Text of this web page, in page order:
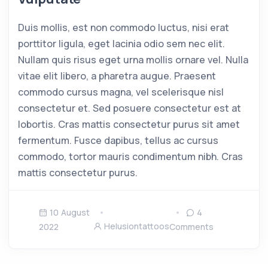
Duis mollis, est non commodo luctus, nisi erat
porttitor ligula, eget lacinia odio sem nec elit.
Nullam quis risus eget urna mollis ornare vel. Nulla
vitae elit libero, a pharetra augue. Praesent
commodo cursus magna, vel scelerisque nisl
consectetur et. Sed posuere consectetur est at
lobortis. Cras mattis consectetur purus sit amet
fermentum. Fusce dapibus, tellus ac cursus
commodo, tortor mauris condimentum nibh. Cras
mattis consectetur purus.
10 August
2022
Helusiontattoos
4
Comments